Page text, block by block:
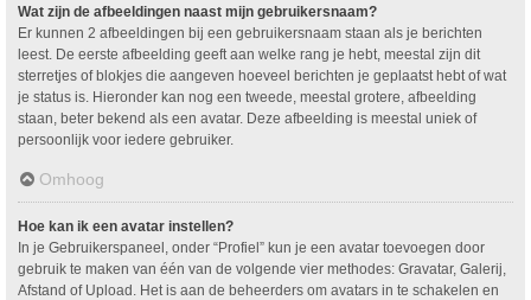
Wat zijn de afbeeldingen naast mijn gebruikersnaam?
Er kunnen 2 afbeeldingen bij een gebruikersnaam staan als je berichten
leest. De eerste afbeelding geeft aan welke rang je hebt, meestal zijn dit
sterretjes of blokjes die aangeven hoeveel berichten je geplaatst hebt of wat
je status is. Hieronder kan nog een tweede, meestal grotere, afbeelding
staan, beter bekend als een avatar. Deze afbeelding is meestal uniek of
persoonlijk voor iedere gebruiker.
Omhoog
Hoe kan ik een avatar instellen?
In je Gebruikerspaneel, onder “Profiel” kun je een avatar toevoegen door
gebruik te maken van één van de volgende vier methodes: Gravatar, Galerij,
Afstand of Upload. Het is aan de beheerders om avatars in te schakelen en